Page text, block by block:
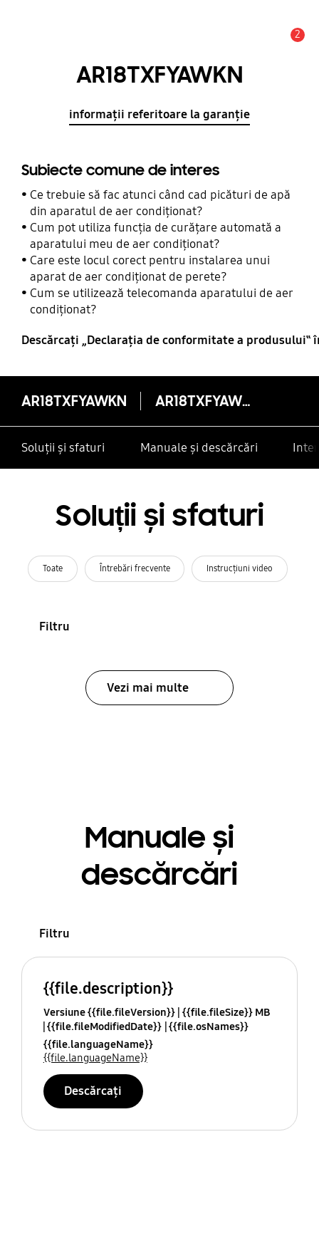
2
AR18TXFYAWKN
informații referitoare la garanție
Subiecte comune de interes
Ce trebuie să fac atunci când cad picături de apă
din aparatul de aer condiționat?
Cum pot utiliza funcția de curățare automată a
aparatului meu de aer condiționat?
Care este locul corect pentru instalarea unui
aparat de aer condiționat de perete?
Cum se utilizează telecomanda aparatului de aer
condiționat?
Descărcaţi „Declaraţia de conformitate a produsului‟
AR18TXFYAWKN AR18TXFYAWKN
Soluții și sfaturi Manuale și descărcări
Soluții și sfaturi
Toate Întrebări frecvente Instrucţiuni video
Filtru
Vezi mai multe
Manuale și
descărcări
Filtru
{{file.description}}
Versiune {{file.fileVersion}} {{file.fileSize}} MB
{{file.fileModifiedDate}} {{file.osNames}}
{{file.languageName}}
{{file.languageName}}
Descărcați